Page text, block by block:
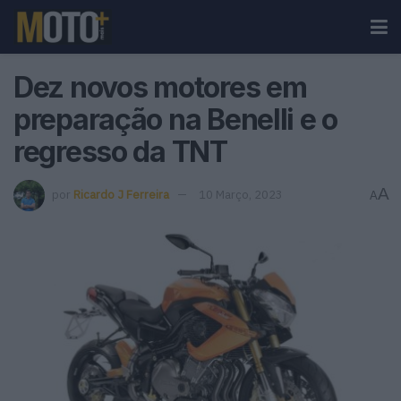
Dez novos motores em
preparação na Benelli e o
regresso da TNT
por Ricardo J Ferreira 10 Março, 2023 AA